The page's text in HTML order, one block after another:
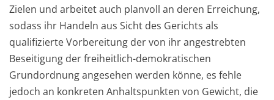
Zielen und arbeitet auch planvoll an deren Erreichung,
sodass ihr Handeln aus Sicht des Gerichts als
qualifizierte Vorbereitung der von ihr angestrebten
Beseitigung der freiheitlich-demokratischen
Grundordnung angesehen werden könne, es fehle
jedoch an konkreten Anhaltspunkten von Gewicht, die